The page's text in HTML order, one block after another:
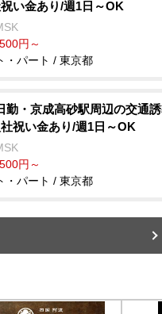
い金あり/週1日～OK
円～
・パート / 東京都
勤・京成高砂駅周辺の交通
祝い金あり/週1日～OK
円～
・パート / 東京都